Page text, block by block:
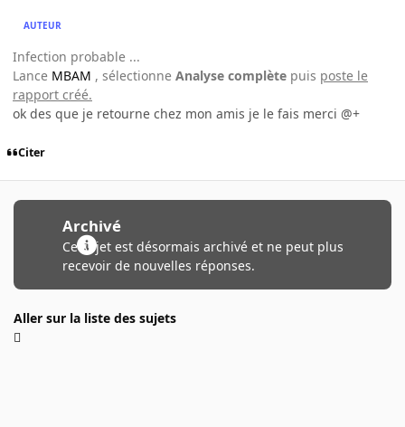
AUTEUR
Infection probable ...
Lance MBAM , sélectionne Analyse complète puis poste le
rapport créé.
ok des que je retourne chez mon amis je le fais merci @+
Citer
Archivé
Ce sujet est désormais archivé et ne peut plus
recevoir de nouvelles réponses.
Aller sur la liste des sujets